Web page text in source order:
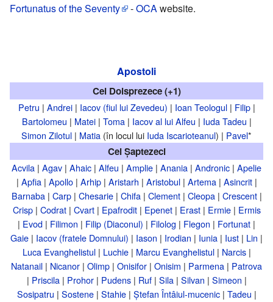
Fortunatus of the Seventy
-OCA website.
Apostoli
Cei Doisprezece (+1)
Petru | Andrei| Iacov (fiul lui Zevedeu) | Ioan Teologul| Filip|
Bartolomeu | Matei| Toma| Iacov al lui Alfeu | Iuda Tadeu |
Simon Zilotul | Matia (în locul lui Iuda Iscarioteanul) | Pavel*
Cei Șaptezeci
Acvila | Agav | Ahaic | Alfeu | Amplie | Anania | Andronic | Apelie
| Apfia| Apollo| Arhip| Aristarh | Aristobul| Artema| Asincrit|
Barnaba| Carp| Chesarie| Chifa| Clement| Cleopa| Crescent|
Crisp| Codrat| Cvart| Epafrodit| Epenet| Erast| Ermie| Ermis
| Evod | Filimon | Filip (Diaconul) | Filolog | Flegon | Fortunat |
Gaie | Iacov (fratele Domnului) | Iason | Irodian | Iunia | Iust | Lin |
Luca Evanghelistul| Luchie| Marcu Evanghelistul| Narcis|
Natanail | Nicanor | Olimp | Onisifor | Onisim | Parmena | Patrova
| Priscila| Prohor| Pudens| Ruf| Sila| Silvan | Simeon |
Sosipatru | Sostene| Stahie| Ștefan Întâiul-mucenic| Tadeu |